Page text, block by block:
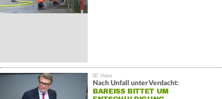
Nach Unfall unter Verdacht:
BAREISS BITTET UM E